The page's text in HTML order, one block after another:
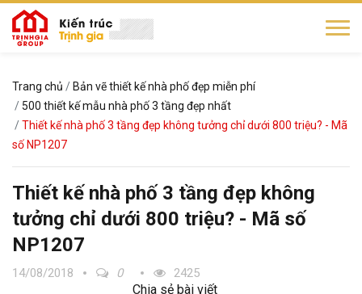
Trang chủ
Bản vẽ thiết kế nhà phố đẹp miễn phí
500 thiết kế mẫu nhà phố 3 tầng đẹp nhất
Thiết kế nhà phố 3 tầng đẹp không tưởng chỉ dưới 800 triệu? - Mã
số NP1207
Thiết kế nhà phố 3 tầng đẹp không
tưởng chỉ dưới 800 triệu? - Mã số
NP1207
14/08/2018 0 2425
Chia sẻ bài viết